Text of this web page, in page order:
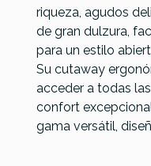
riqueza, agudos
de gran dulzura,
para un estilo
Su cutaway
acceder a todas
confort
gama versátil,
No hay